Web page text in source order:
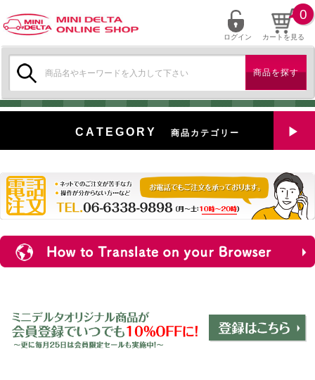
ログイン カートを見る
0
索:
CATEGORY 商品カテゴリー
特選中古車
対象商品
新入荷
ミニデルタオリジナルパーツ